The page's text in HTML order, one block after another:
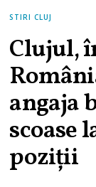
STIRI CLUJ
Clujul,
angaja
scoase
poziții